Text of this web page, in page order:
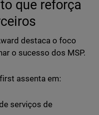
que reforça
destaca o foco
o sucesso dos MSP.
assenta em:
serviços de